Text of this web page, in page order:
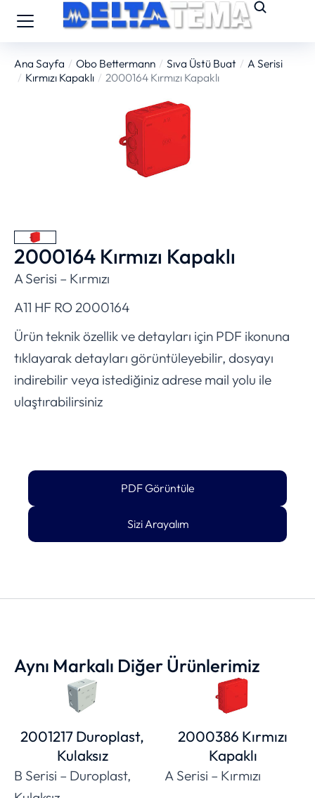
You are here:
Ana Sayfa Obo Bettermann Sıva Üstü Buat
A Serisi
Kırmızı Kapaklı
2000164 Kırmızı Kapaklı
2000164 Kırmızı Kapaklı
A Serisi – Kırmızı
A11 HF RO 2000164
Ürün teknik özellik ve detayları için PDF ikonuna
tıklayarak detayları görüntüleyebilir, dosyayı
indirebilir veya istediğiniz adrese mail yolu ile
ulaştırabilirsiniz
PDF Görüntüle
Sizi Arayalım
Aynı Markalı Diğer Ürünlerimiz
2001217 Duroplast,
Kulaksız
B Serisi – Duroplast,
2000386 Kırmızı
Kapaklı
A Serisi – Kırmızı